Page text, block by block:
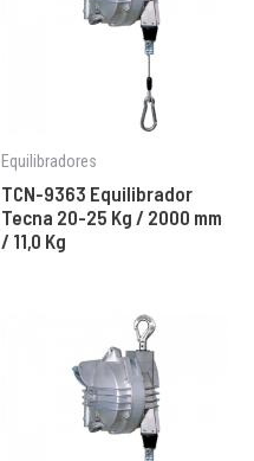
Equilibradores
TCN-9363 Equilibrador
Tecna 20-25 Kg / 2000 mm
/ 11,0 Kg